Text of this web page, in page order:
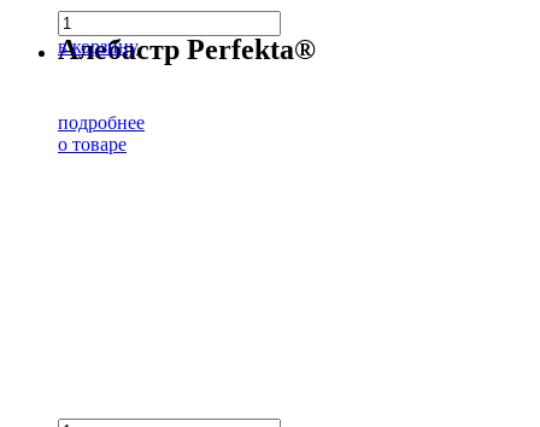
в корзину
Алебастр Perfekta®
подробнее
о товаре